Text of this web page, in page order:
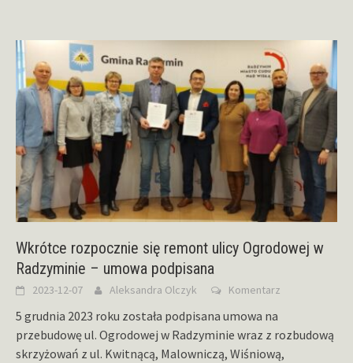
Wkrótce rozpocznie się remont ulicy Ogrodowej w
Radzyminie – umowa podpisana
2023-12-07 Aleksandra Olczyk Komentarz
5 grudnia 2023 roku została podpisana umowa na
przebudowę ul. Ogrodowej w Radzyminie wraz z rozbudową
skrzyżowań z ul. Kwitnącą, Malowniczą, Wiśniową,